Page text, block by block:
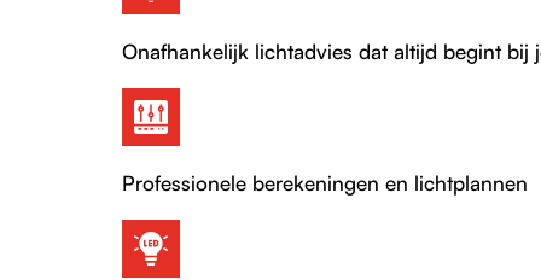
Onafhankelijk lichtadvies dat altijd begint bij
Professionele berekeningen en lichtplannen